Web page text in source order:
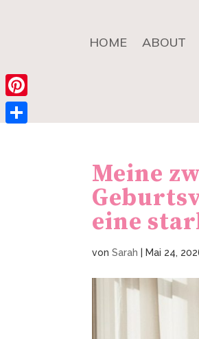
HOME ABOUT
Meine
eine
vonSarah |Mai 24,
Pinterest